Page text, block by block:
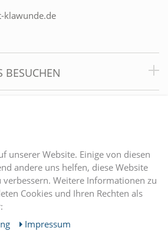
klawunde.de
BESUCHEN
AUF
unserer Website. Einige von diesen
andere uns helfen, diese Website
verbessern. Weitere Informationen zu
Cookies und Ihren Rechten als
Impressum